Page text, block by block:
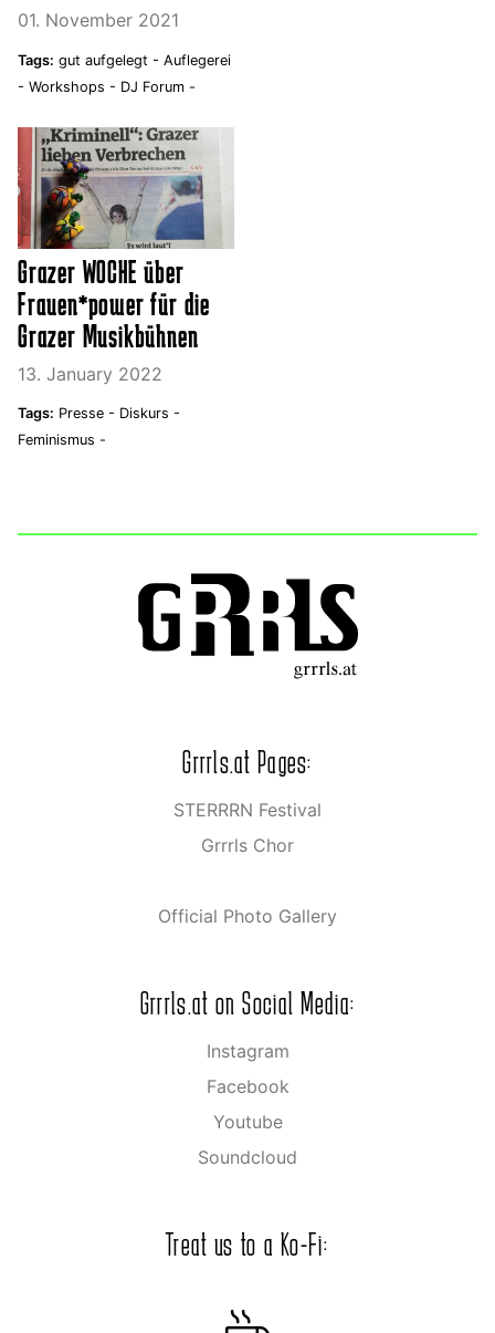
01. November 2021
Tags: gut aufgelegt - Auflegerei
- Workshops - DJ Forum -
Grazer WOCHE über
Frauen*power für die
Grazer Musikbühnen
13. January 2022
Tags: Presse - Diskurs -
Feminismus -
Grrrls.at Pages:
STERRRN Festival
Grrrls Chor
Official Photo Gallery
Grrrls.at on Social Media:
Instagram
Facebook
Youtube
Soundcloud
Treat us to a Ko-Fi: